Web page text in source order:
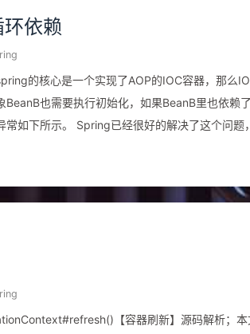
依赖
的核心是一个实现了AOP的IOC容器，那么
BeanB也需要执行初始化，如果BeanB里也依赖
决方法就是三级缓存。 什么是三级缓
【容器刷新】源码解析；本